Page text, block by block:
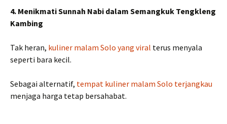
4. Menikmati Sunnah Nabi dalam Semangkuk Tengkleng
Kambing
Tak heran, kuliner malam Solo yang viral terus menyala
seperti bara kecil.
Sebagai alternatif, tempat kuliner malam Solo terjangkau
menjaga harga tetap bersahabat.